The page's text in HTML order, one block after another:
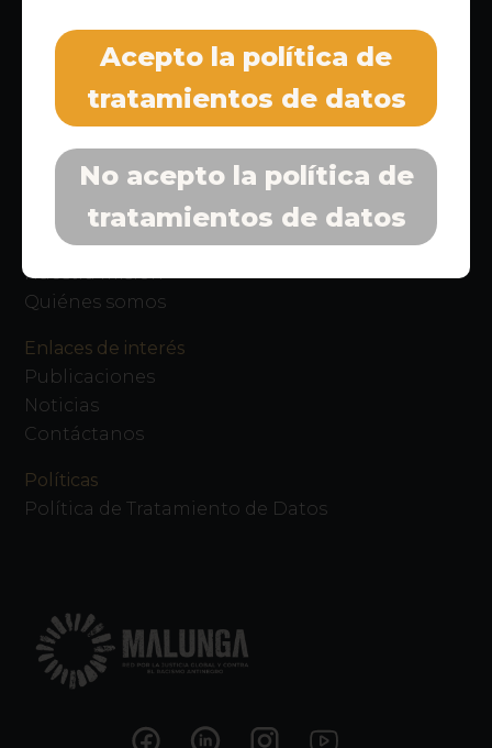
Acepto lapolítica de privacidad
Enlaces Principales
Acerca de Malunga
Nuestra misión
Quiénes somos
Enlaces de interés
Publicaciones
Noticias
Contáctanos
Políticas
Política de Tratamiento de Datos
Acepto la política de
tratamientos de datos
No acepto la política de
tratamientos de datos